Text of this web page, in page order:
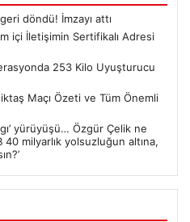
döndü! İmzayı attı
içi İletişimin Sertifikalı Adresi
253 Kilo Uyuşturucu
Maçı Özeti ve Tüm Önemli
yürüyüşü… Özgür Çelik ne
milyarlık yolsuzluğun altına,